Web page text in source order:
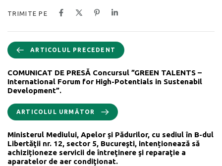
TRIMITE PE
ARTICOLUL PRECEDENT
COMUNICAT DE PRESĂ Concursul ”GREEN TALENTS –
International Forum for High-Potentials in Sustenabil
Development”.
ARTICOLUL URMĂTOR
Ministerul Mediului, Apelor și Pădurilor, cu sediul în B-dul
Libertăţii nr. 12, sector 5, Bucureşti, intenționează să
achiziționeze servicii de întreţinere şi reparaţie a
aparatelor de aer condiţionat.